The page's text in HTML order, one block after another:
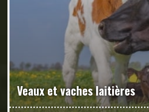
Veaux et vaches laitières